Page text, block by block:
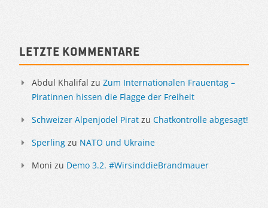
Sidebar
Letzte Kommentare
Abdul Khalifal zu Zum Internationalen Frauentag –
Piratinnen hissen die Flagge der Freiheit
Schweizer Alpenjodel Pirat zu Chatkontrolle abgesagt!
Sperling zu NATO und Ukraine
Moni zu Demo 3.2. #WirsinddieBrandmauer